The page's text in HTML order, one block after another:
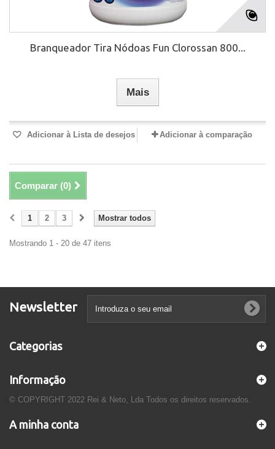
Branqueador Tira Nódoas Fun Clorossan 800...
Mais
Adicionar à Lista de desejos Adicionar à comparação
Comparar (0)
Mostrar todos
1 2 3
Mostrando 1 - 20 de 47 itens
Newsletter
Categorias
Informação
© COPYRIGHT 2022 Rei & Neto, Lda Todos os direitos reservados.
A minha conta